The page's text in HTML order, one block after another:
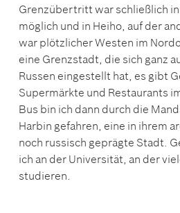
Grenzübertritt war schließlich
möglich und in Heiho, auf der
war plötzlicher Westen im
eine Grenzstadt, die sich ganz
Russen eingestellt hat, es gibt
Supermärkte und Restaurants
Bus bin ich dann durch die
Harbin gefahren, eine in ihrem
noch russisch geprägte Stadt.
ich an der Universität, an der
studieren.